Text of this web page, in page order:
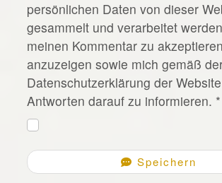
persönlichen Daten von dieser
gesammelt und verarbeitet
meinen Kommentar zu
anzuzeigen sowie mich gemäß
Datenschutzerklärung der
Antworten darauf zu informieren. *
Speichern